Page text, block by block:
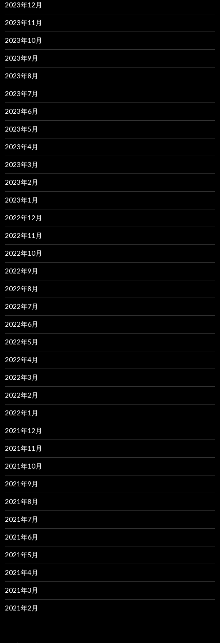
2023年12月
2023年11月
2023年10月
2023年9月
2023年8月
2023年7月
2023年6月
2023年5月
2023年4月
2023年3月
2023年2月
2023年1月
2022年12月
2022年11月
2022年10月
2022年9月
2022年8月
2022年7月
2022年6月
2022年5月
2022年4月
2022年3月
2022年2月
2022年1月
2021年12月
2021年11月
2021年10月
2021年9月
2021年8月
2021年7月
2021年6月
2021年5月
2021年4月
2021年3月
2021年2月